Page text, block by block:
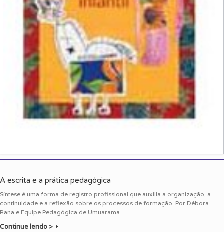
A escrita e a prática pedagógica
Síntese é uma forma de registro profissional que auxilia a organização, a
continuidade e a reflexão sobre os processos de formação. Por Débora
Rana e Equipe Pedagógica de Umuarama
Continue lendo >